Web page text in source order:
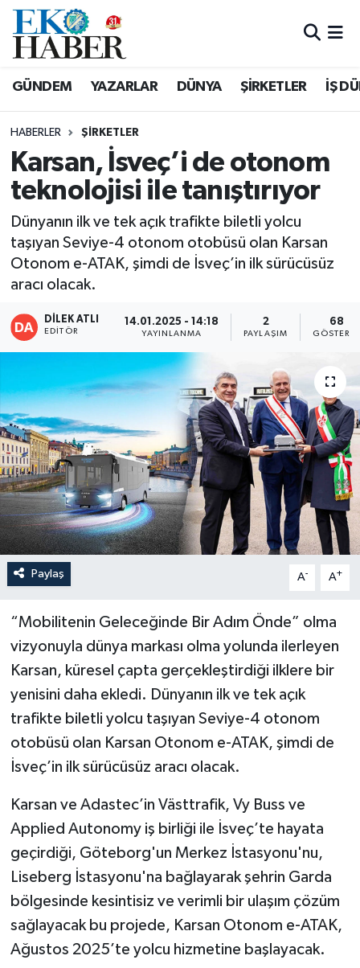
GÜNDEM YAZARLAR DÜNYA ŞİRKETLER İŞ
HABERLER ŞIRKETLER
Karsan, İsveç’i de otonom
teknolojisi ile tanıştırıyor
Dünyanın ilk ve tek açık trafikte biletli yolcu
taşıyan Seviye-4 otonom otobüsü olan Karsan
Otonom e-ATAK, şimdi de İsveç’in ilk sürücüsüz
aracı olacak.
DİLEK ATLI
EDITÖR
14.01.2025 - 14:18
YAYINLANMA
2
PAYLAŞIM
68
Paylaş A- A+
“Mobilitenin Geleceğinde Bir Adım Önde” olma
vizyonuyla dünya markası olma yolunda ilerleyen
Karsan, küresel çapta gerçekleştirdiği ilklere bir
yenisini daha ekledi. Dünyanın ilk ve tek açık
trafikte biletli yolcu taşıyan Seviye-4 otonom
otobüsü olan Karsan Otonom e-ATAK, şimdi de
İsveç’in ilk sürücüsüz aracı olacak.
Karsan ve Adastec’in Västtrafik, Vy Buss ve
Applied Autonomy iş birliği ile İsveç’te hayata
geçirdiği, Göteborg'un Merkez İstasyonu'nu,
Liseberg İstasyonu'na bağlayarak şehrin Garda
bölgesinde kesintisiz ve verimli bir ulaşım çözüm
sağlayacak bu projede, Karsan Otonom e-ATAK,
Ağustos 2025’te yolcu hizmetine başlayacak.
Hava Durumu
Süper Lig Puan Durumu ve Fikstür
Tüm Manşetler
Son Dakika Haberleri
Haber Arşivi